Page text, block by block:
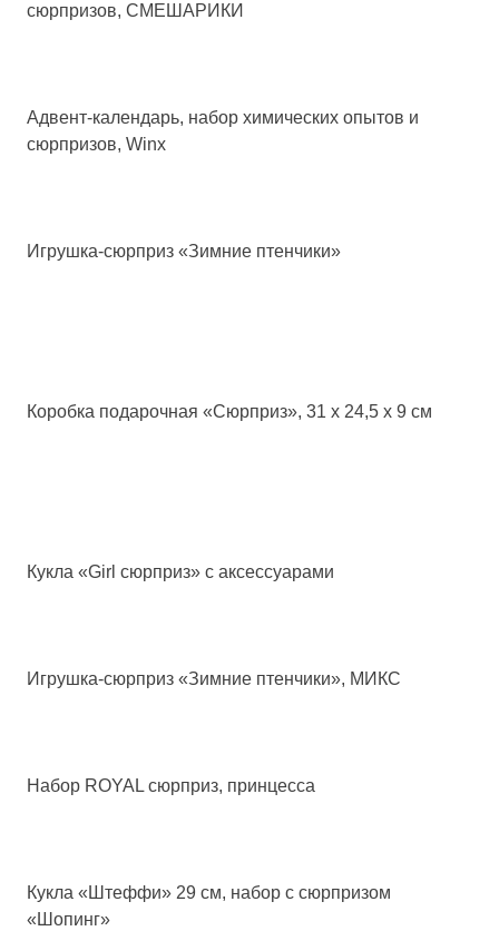
сюрпризов, СМЕШАРИКИ
Адвент-календарь, набор химических опытов и
сюрпризов, Winx
Игрушка-сюрприз «Зимние птенчики»
Коробка подарочная «Сюрприз», 31 х 24,5 х 9 см
Кукла «Girl сюрприз» с аксессуарами
Игрушка-сюрприз «Зимние птенчики», МИКС
Набор ROYAL сюрприз, принцесса
Кукла «Штеффи» 29 см, набор с сюрпризом
«Шопинг»